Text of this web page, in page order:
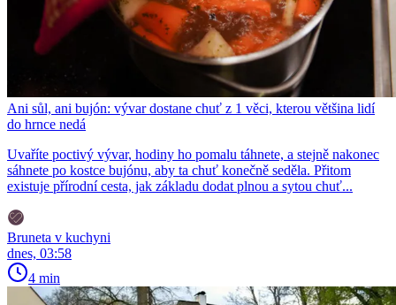
Ani sůl, ani bujón: vývar dostane chuť z 1 věci, kterou většina lidí
do hrnce nedá
Uvaříte poctivý vývar, hodiny ho pomalu táhnete, a stejně nakonec
sáhnete po kostce bujónu, aby ta chuť konečně seděla. Přitom
existuje přírodní cesta, jak základu dodat plnou a sytou chuť...
Bruneta v kuchyni
dnes, 03:58
4 min